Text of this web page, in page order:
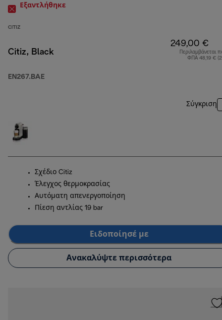
Εξαντλήθηκε
CITIZ
Citiz, Black
EN267.BAE
249,00 €
Περιλαμβάνεται
ΦΠΑ 48,19 €
Σύγκριση
Σχέδιο Citiz
Έλεγχος θερμοκρασίας
Αυτόματη απενεργοποίηση
Πίεση αντλίας 19 bar
Ειδοποίησέ με
Ανακαλύψτε περισσότερα